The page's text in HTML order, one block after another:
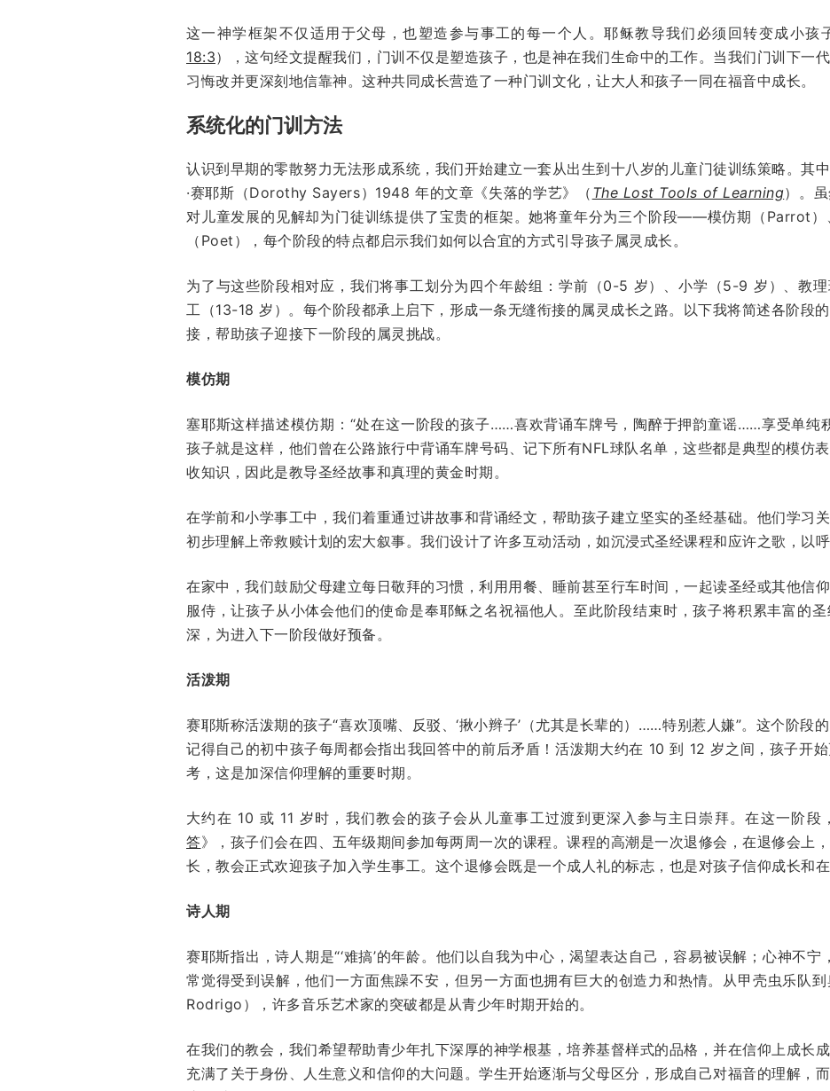
这一神学框架不仅适用于父母，也塑造参与事工的每一个人。耶稣教导我们必须回转变成小孩
18:3），这句经文提醒我们，门训不仅是塑造孩子，也是神在我们生命中的工作。当我们门训下一
习悔改并更深刻地信靠神。这种共同成长营造了一种门训文化，让大人和孩子一同在福音中成长。
系统化的门训方法
认识到早期的零散努力无法形成系统，我们开始建立一套从出生到十八岁的儿童门徒训练策略。其
·赛耶斯（Dorothy Sayers）1948 年的文章《失落的学艺》（ The Lost Tools of Learning）。
对儿童发展的见解却为门徒训练提供了宝贵的框架。她将童年分为三个阶段——模仿期（Parrot
（Poet），每个阶段的特点都启示我们如何以合宜的方式引导孩子属灵成长。
为了与这些阶段相对应，我们将事工划分为四个年龄组：学前（0-5 岁）、小学（5-9 岁）、教
工（13-18 岁）。每个阶段都承上启下，形成一条无缝衔接的属灵成长之路。以下我将简述各阶段
接，帮助孩子迎接下一阶段的属灵挑战。
模仿期
塞耶斯这样描述模仿期：“处在这一阶段的孩子……喜欢背诵车牌号，陶醉于押韵童谣……享受单纯
孩子就是这样，他们曾在公路旅行中背诵车牌号码、记下所有NFL球队名单，这些都是典型的模仿
收知识，因此是教导圣经故事和真理的黄金时期。
在学前和小学事工中，我们着重通过讲故事和背诵经文，帮助孩子建立坚实的圣经基础。他们学习
初步理解上帝救赎计划的宏大叙事。我们设计了许多互动活动，如沉浸式圣经课程和应许之歌，以
在家中，我们鼓励父母建立每日敬拜的习惯，利用用餐、睡前甚至行车时间，一起读圣经或其他信
服侍，让孩子从小体会他们的使命是奉耶稣之名祝福他人。至此阶段结束时，孩子将积累丰富的
深，为进入下一阶段做好预备。
活泼期
赛耶斯称活泼期的孩子“喜欢顶嘴、反驳、‘揪小辫子’（尤其是长辈的）……特别惹人嫌”。这个阶段
记得自己的初中孩子每周都会指出我回答中的前后矛盾！活泼期大约在 10 到 12 岁之间，孩子开
考，这是加深信仰理解的重要时期。
大约在 10 或 11 岁时，我们教会的孩子会从儿童事工过渡到更深入参与主日崇拜。在这一阶段
答》，孩子们会在四、五年级期间参加每两周一次的课程。课程的高潮是一次退修会，在退修会上
长，教会正式欢迎孩子加入学生事工。这个退修会既是一个成人礼的标志，也是对孩子信仰成长和在
诗人期
赛耶斯指出，诗人期是“‘难搞’的年龄。他们以自我为中心，渴望表达自己，容易被误解；心神不宁
常觉得受到误解，他们一方面焦躁不安，但另一方面也拥有巨大的创造力和热情。从甲壳虫乐队
Rodrigo），许多音乐艺术家的突破都是从青少年时期开始的。
在我们的教会，我们希望帮助青少年扎下深厚的神学根基，培养基督样式的品格，并在信仰上成长
充满了关于身份、人生意义和信仰的大问题。学生开始逐渐与父母区分，形成自己对福音的理解，